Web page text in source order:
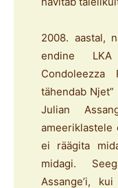
2008. aastal,
endine
Condoleezza
tähendab
Julian
ameeriklastele
ei räägita
midagi.
Assange’i,